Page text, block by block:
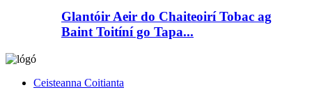
Glantóir Aeir do Chaiteoirí Tobac ag
Baint Toitíní go Tapa...
Ceisteanna Coitianta